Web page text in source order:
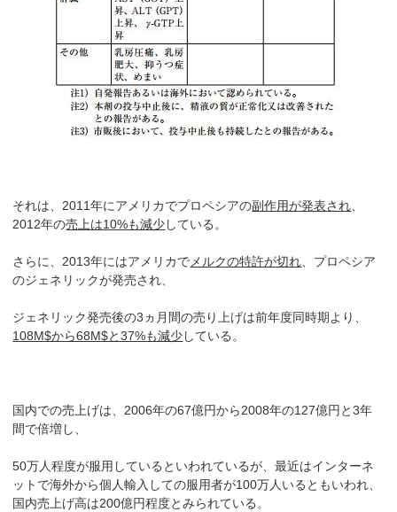
それは、2011年にアメリカでプロペシアの副作用が発表され
2012年の売上は10%も減少している。
さらに、2013年にはアメリカで メルクの特許が切れ 、プロペシア
のジェネリックが発売され、
ジェネリック発売後の3ヵ月間の売り上げは前年度同時期より、
108M$から68M$と37%も減少している。
国内での売上げは、2006年の67億円から2008年の127億円と3年
間で倍増し、
50万人程度が服用しているといわれているが、最近はインターネ
ットで海外から個人輸入しての服用者が100万人いるともいわれ、
国内売上げ高は200億円程度とみられている。